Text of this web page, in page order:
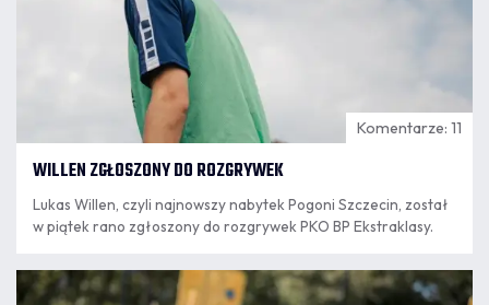
Komentarze: 11
WILLEN ZGŁOSZONY DO ROZGRYWEK
Lukas Willen, czyli najnowszy nabytek Pogoni Szczecin, został
w piątek rano zgłoszony do rozgrywek PKO BP Ekstraklasy.
07.08